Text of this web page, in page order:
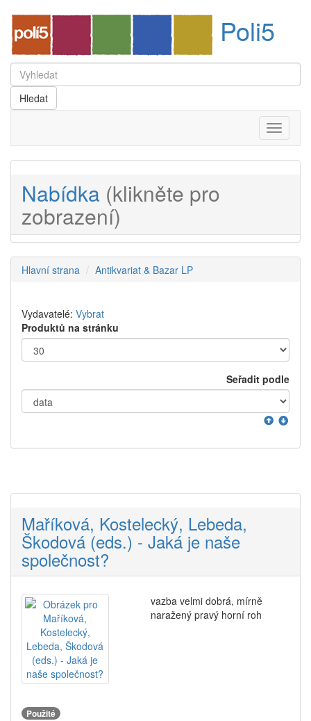
Poli5
Menu
Nabídka (klikněte pro
zobrazení)
Hlavní strana Antikvariat & Bazar LP
Vydavatelé: Vybrat
Produktů na stránku
Seřadit podle
Maříková, Kostelecký, Lebeda,
Škodová (eds.) - Jaká je naše
společnost?
vazba velmi dobrá, mírně
naražený pravý horní roh
Použité